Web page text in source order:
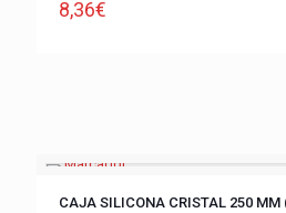
8,36€
CAJA SILICONA CRISTAL 250 MM